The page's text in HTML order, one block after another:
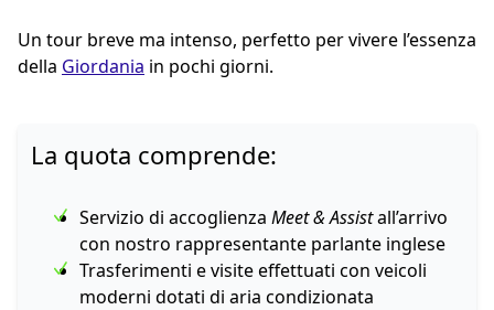
Un tour breve ma intenso, perfetto per vivere l’essenza
della Giordania in pochi giorni.
La quota comprende:
Servizio di accoglienza Meet & Assistall’arrivo
con nostro rappresentante parlante inglese
Trasferimenti e visite effettuati con veicoli
moderni dotati di aria condizionata